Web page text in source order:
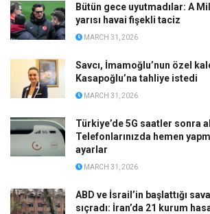
Bütün gece uyutmadılar: A
yarısı havai fişekli taciz
MARCH 31, 2026
Savcı, İmamoğlu’nun özel
Kasapoğlu’na tahliye istedi
MARCH 31, 2026
Türkiye’de 5G saatler sonra
Telefonlarınızda hemen
ayarlar
MARCH 31, 2026
ABD ve İsrail’in başlattığı
sıçradı: İran’da 21 kurum